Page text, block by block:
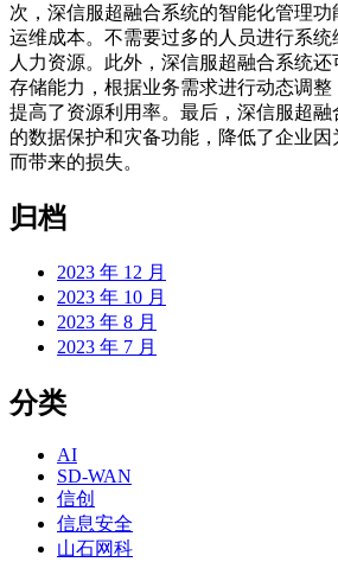
次，深信服超融合系统的智能化管理
运维成本。不需要过多的人员进行系统
人力资源。此外，深信服超融合系统
存储能力，根据业务需求进行动态调整
提高了资源利用率。最后，深信服超
的数据保护和灾备功能，降低了企业
而带来的损失。
归档
2023 年 12 月
2023 年 10 月
2023 年 8 月
2023 年 7 月
分类
AI
SD-WAN
信创
信息安全
山石网科